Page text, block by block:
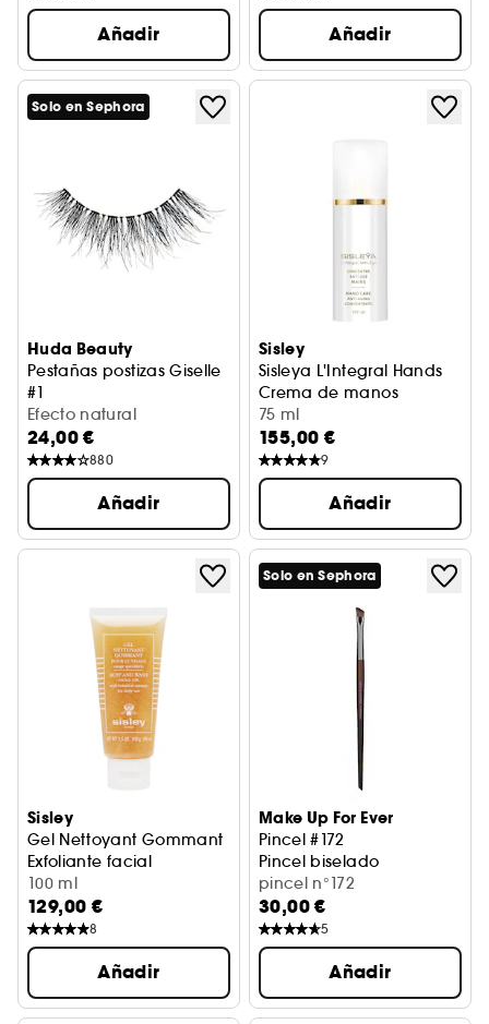
Añadir Añadir
Solo en Sephora
Huda Beauty
Pestañas postizas Giselle
#1
Colección Classique
Efecto natural
24,00 €
880
Añadir
Sisley
Sisleya L'Integral Hands
Crema de manos
75 ml
155,00 €
9
Añadir
Sisley
Gel Nettoyant Gommant
Exfoliante facial
100 ml
129,00 €
8
Añadir
Solo en Sephora
Make Up For Ever
Pincel #172
Pincel biselado
pincel n°172
30,00 €
5
Añadir